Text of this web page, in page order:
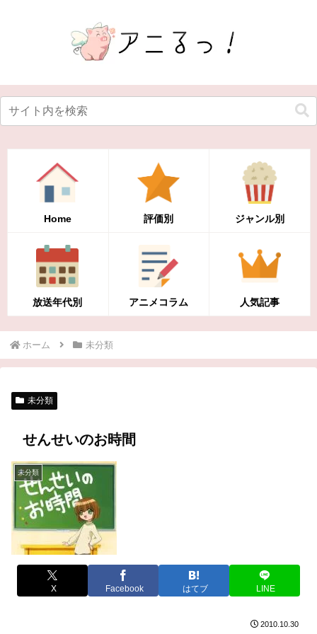
Home 評価別 ジャンル別
放送年代別 アニメコラム 人気記事
ホーム 未分類
未分類
せんせいのお時間
未分類
X Facebook はてブ LINE
2010.10.30